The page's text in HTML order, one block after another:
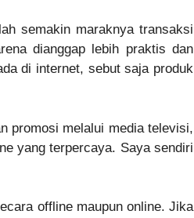
semakin maraknya transaksi
dianggap lebih praktis dan
di internet, sebut saja produk
promosi melalui media televisi,
yang terpercaya. Saya sendiri
offline maupun online. Jika